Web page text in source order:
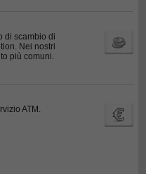
di scambio di
Nei nostri
più comuni.
ATM.